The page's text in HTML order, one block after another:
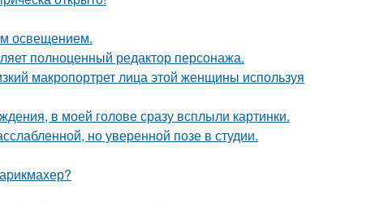
освещением.
полноценный редактор персонажа.
макропортрет лица этой женщины используя
в моей голове сразу всплыли картинки.
но уверенной позе в студии.